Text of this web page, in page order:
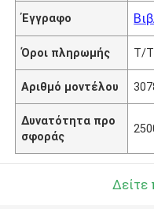
Έγγραφο
Όροι πληρωμής T/T
Αριθμό μοντέλου
Δυνατότητα προ
σφοράς
Δείτε